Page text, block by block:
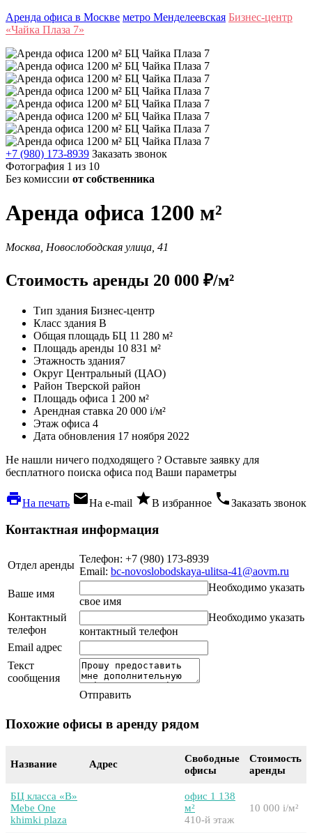
Аренда офиса в Москве метро Менделеевская Бизнес-центр
«Чайка Плаза 7»
+7 (980) 173-8939 Заказать звонок
Фотография 1 из 10
Без комиссии от собственника
Аренда офиса 1200 м²
Москва, Новослободская улица, 41
Стоимость аренды 20 000 ₽/м²
Тип здания Бизнес-центр
Класс здания B
Общая площадь БЦ 11 280 м²
Площадь аренды 10 831 м²
Этажность здания7
Округ Центральный (ЦАО)
Район Тверской район
Площадь офиса 1 200 м²
Арендная ставка 20 000 i/м²
Этаж офиса 4
Дата обновления 17 ноября 2022
Не нашли ничего подходящего ? Оставьте заявку для
бесплатного поиска офиса под Ваши параметры
local_printshopНа печать local_post_officeНа e-mail starВ избранное phoneЗаказать звонок
Контактная информация
Отдел аренды
Телефон: +7 (980) 173-8939
Email: bc-novoslobodskaya-ulitsa-41@aovm.ru
Ваше имя
Необходимо указать
свое имя
Контактный
телефон
Необходимо указать
контактный телефон
Email адрес
Текст
сообщения
Отправить
Похожие офисы в аренду рядом
Название Адрес
Свободные
офисы
Стоимость
аренды
БЦ класса «B»
Mebe One
khimki plaza
офис 1 138
м²
410-й этаж
10 000 i/м²